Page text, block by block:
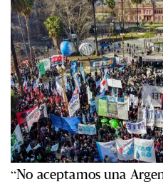
“No aceptamos una